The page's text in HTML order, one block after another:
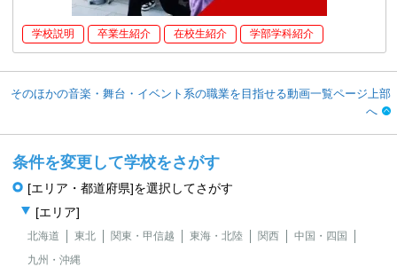
学校説明 卒業生紹介 在校生紹介 学部学科紹介
そのほかの音楽・舞台・イベント系の職業を目指せる動画一覧ページ上部
へ
条件を変更して学校をさがす
[エリア・都道府県]を選択してさがす
[エリア]
北海道 東北 関東・甲信越 東海・北陸 関西
中国・四国
九州・沖縄